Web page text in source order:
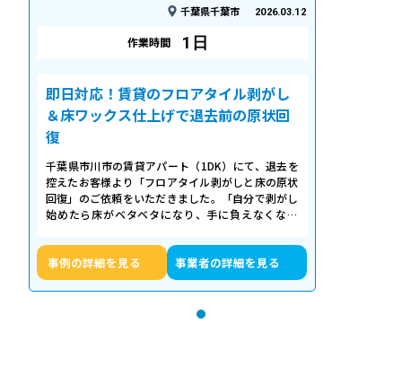
千葉県千葉市 2026.03.12
作業時間 1日
即日対応！賃貸のフロアタイル剥がし
＆床ワックス仕上げで退去前の原状回
復
千葉県市川市の賃貸アパート（1DK）にて、退去を
控えたお客様より「フロアタイル剥がしと床の原状
回復」のご依頼をいただきました。「自分で剥がし
始めたら床がベタベタになり、手に負えなくなっ
事例の詳細を見る 事業者の詳細を見る